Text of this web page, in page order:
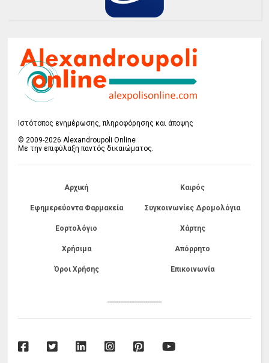
Ιστότοπος ενημέρωσης, πληροφόρησης και άποψης
© 2009-2026 Alexandroupoli Online
Με την επιφύλαξη παντός δικαιώματος.
Αρχική Καιρός
Εφημερεύοντα Φαρμακεία Συγκοινωνίες Δρομολόγια
Εορτολόγιο Χάρτης
Χρήσιμα Απόρρητο
Όροι Χρήσης Επικοινωνία
------------------------------